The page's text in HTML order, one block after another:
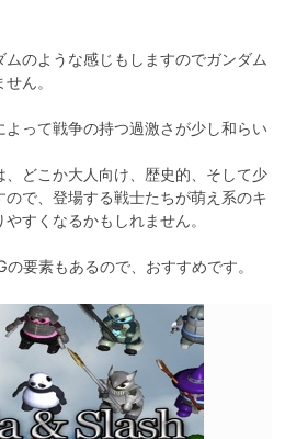
のような感じもしますのでガンダム
ん。
って戦争の持つ過激さが少し和らい
、どこか大人向け、歴史的、そして少
ので、登場する戦士たちが萌え系のキ
すくなるかもしれません。